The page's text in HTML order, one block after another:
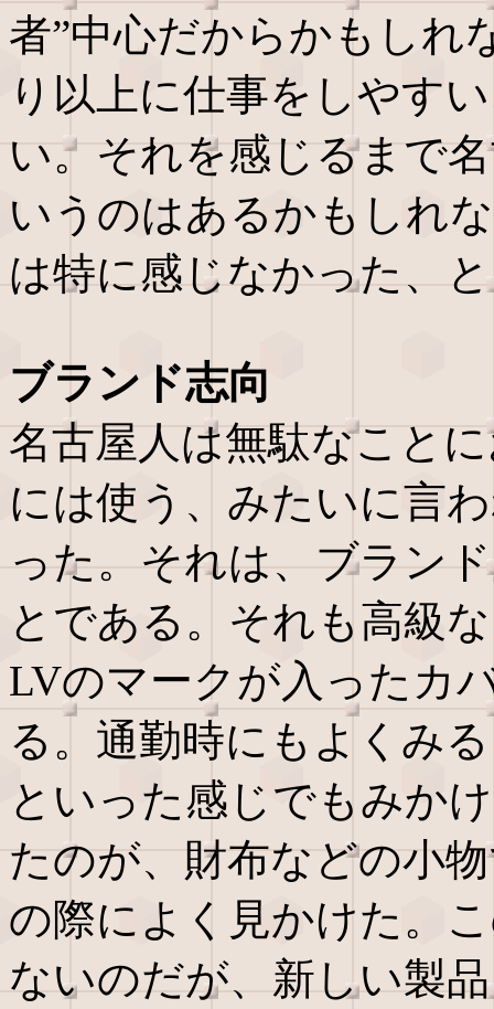
者”中心だからかもしれ
り以上に仕事をしやす
い。それを感じるまで
いうのはあるかもしれ
は特に感じなかった、
ブランド志向
名古屋人は無駄なこと
には使う、みたいに言
った。それは、ブラン
とである。それも高級
LVのマークが入ったカ
る。通勤時にもよくみ
といった感じでもみか
たのが、財布などの小
の際によく見かけた。
ないのだが、新しい製